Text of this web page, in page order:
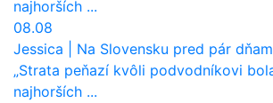
najhorších ...
08.08
Jessica
Na Slovensku pred pár dňami otvorili
„Strata peňazí kvôli podvodníkovi
najhorších ...